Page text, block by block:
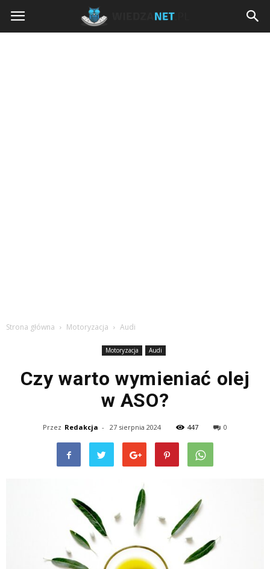
Wiedzanet.pl
Strona główna Motoryzacja Audi
Motoryzacja Audi
Czy warto wymieniać olej
w ASO?
Przez Redakcja - 27 sierpnia 2024 447 0